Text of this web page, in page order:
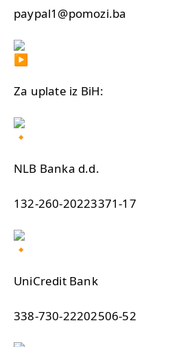
paypal1@pomozi.ba
Za uplate iz BiH:
NLB Banka d.d.
132-260-20223371-17
UniCredit Bank
338-730-22202506-52